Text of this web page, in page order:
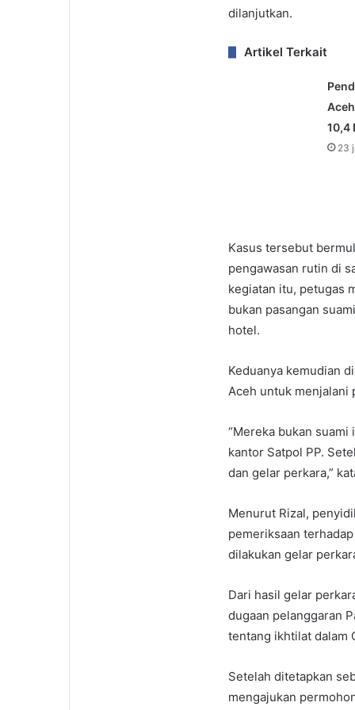
dilanjutkan.
Artikel Terkait
10,4
23
Kasus tersebut
pengawasan rutin di
kegiatan itu, petugas
bukan pasangan
hotel.
Keduanya kemudian
Aceh untuk menjalani
“Mereka bukan suami
kantor Satpol PP.
dan gelar perkara,”
Menurut Rizal,
pemeriksaan
dilakukan gelar
Dari hasil gelar
dugaan pelanggaran
tentang ikhtilat dalam
Setelah ditetapkan
mengajukan